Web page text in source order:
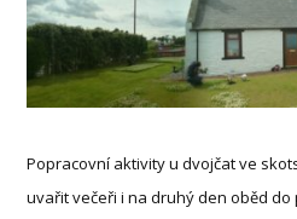
Popracovní aktivity u dvojčat ve
uvařit večeři i na druhý den oběd